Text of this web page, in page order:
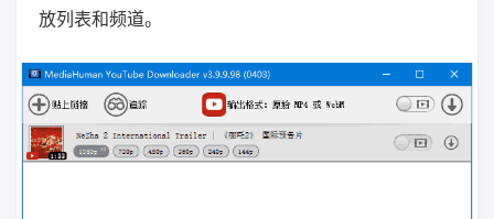
放列表和频道。